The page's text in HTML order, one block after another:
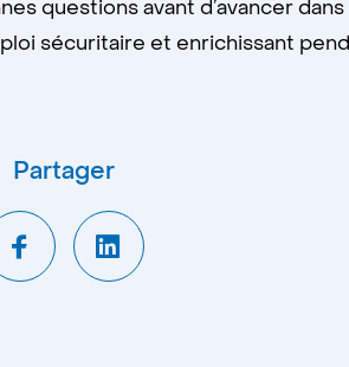
questions avant d’avancer
sécuritaire et enrichissant
Partager